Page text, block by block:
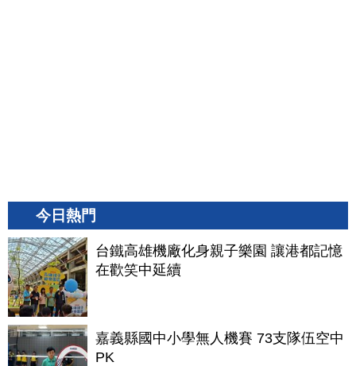
今日熱門
台鐵高雄機廠化身親子樂園 讓港都記憶
在歡笑中延續
嘉義縣國中小學無人機賽 73支隊伍空中
PK